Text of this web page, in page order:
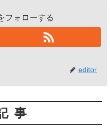
フォローする
editor
事